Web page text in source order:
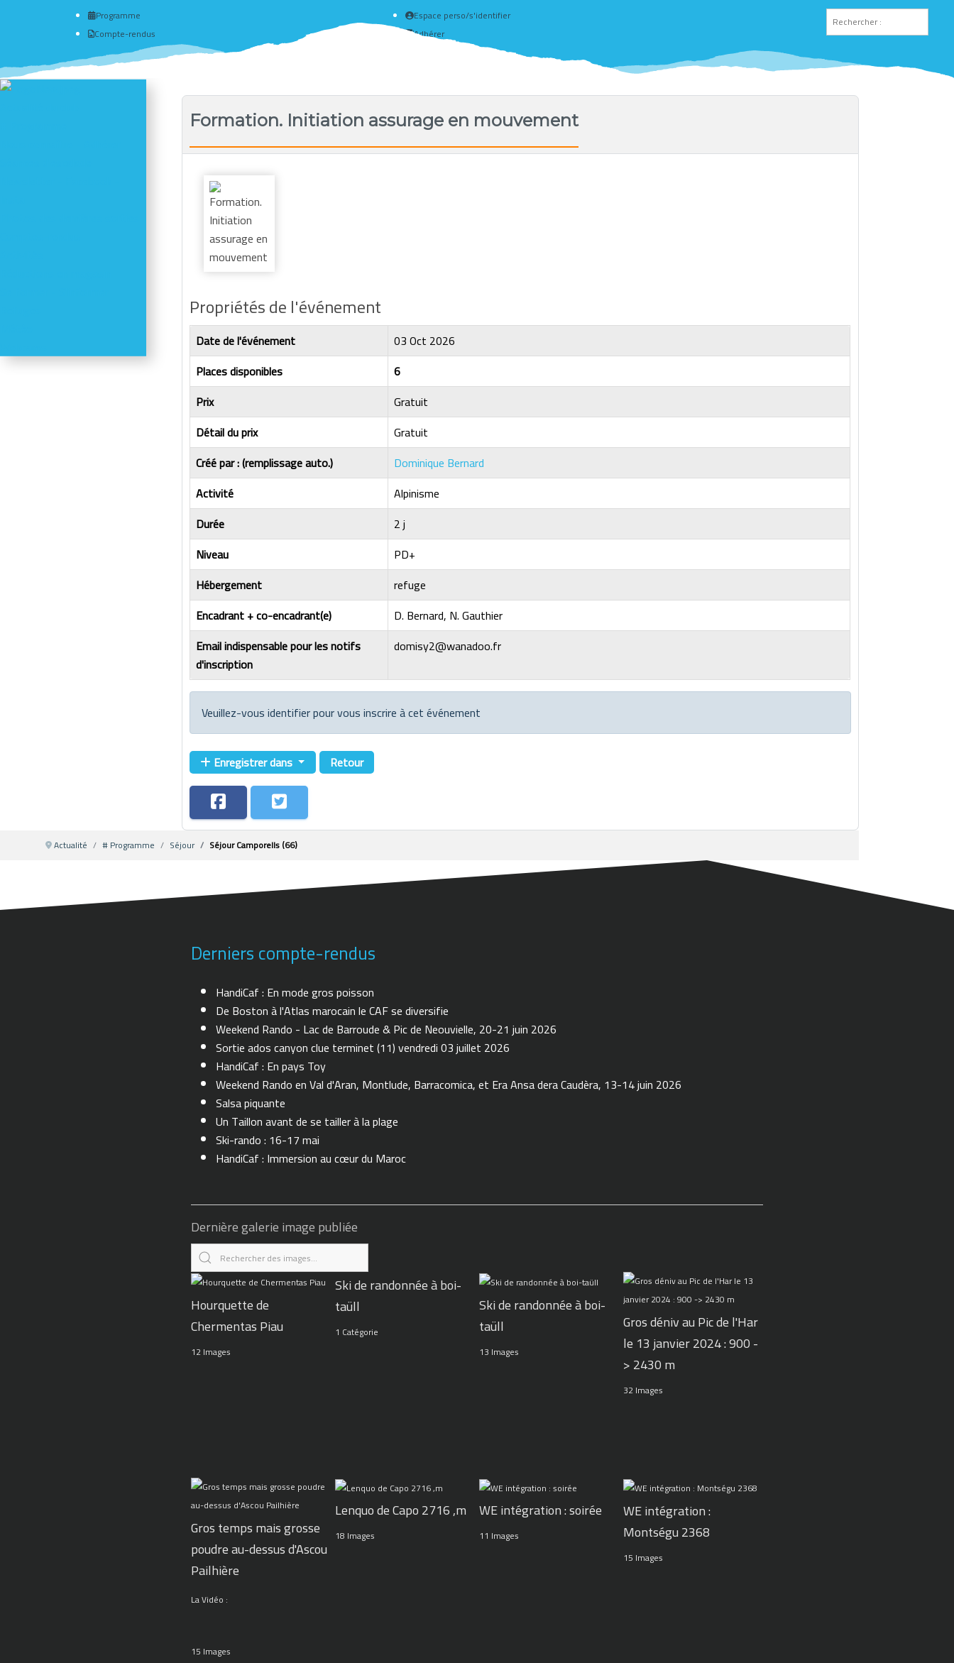
Programme
Compte-rendus
Espace perso/s'identifier
Adhérer
Créer un compte
Formation. Initiation assurage en mouvement
Propriétés de l'événement
Date de l'événement
03 Oct 2026
Places disponibles
6
Prix
Gratuit
Détail du prix
Gratuit
Créé par : (remplissage auto.)
Dominique Bernard
Activité
Alpinisme
Durée
2 j
Niveau
PD+
Hébergement
refuge
Encadrant + co-encadrant(e)
D. Bernard, N. Gauthier
Email indispensable pour les notifs
d'inscription
domisy2@wanadoo.fr
Veuillez-vous identifier pour vous inscrire à cet événement
Enregistrer dans Retour
Actualité # Programme Séjour Séjour Camporells (66)
Derniers compte-rendus
HandiCaf : En mode gros poisson
De Boston à l'Atlas marocain le CAF se diversifie
Weekend Rando - Lac de Barroude & Pic de Neouvielle, 20-21 juin 2026
Sortie ados canyon clue terminet (11) vendredi 03 juillet 2026
HandiCaf : En pays Toy
Weekend Rando en Val d'Aran, Montlude, Barracomica, et Era Ansa dera Caudèra, 13-14 juin 2026
Salsa piquante
Un Taillon avant de se tailler à la plage
Ski-rando : 16-17 mai
HandiCaf : Immersion au cœur du Maroc
Dernière galerie image publiée
Hourquette de
Chermentas Piau
12 Images
Ski de randonnée à boi-
taüll
1 Catégorie
Ski de randonnée à boi-
taüll
13 Images
Gros déniv au Pic de l'Har
le 13 janvier 2024 : 900 -
> 2430 m
32 Images
Gros temps mais grosse
poudre au-dessus d'Ascou
Pailhière
La Vidéo :
15 Images
Lenquo de Capo 2716 ,m
18 Images
WE intégration : soirée
11 Images
WE intégration :
Montségu 2368
15 Images